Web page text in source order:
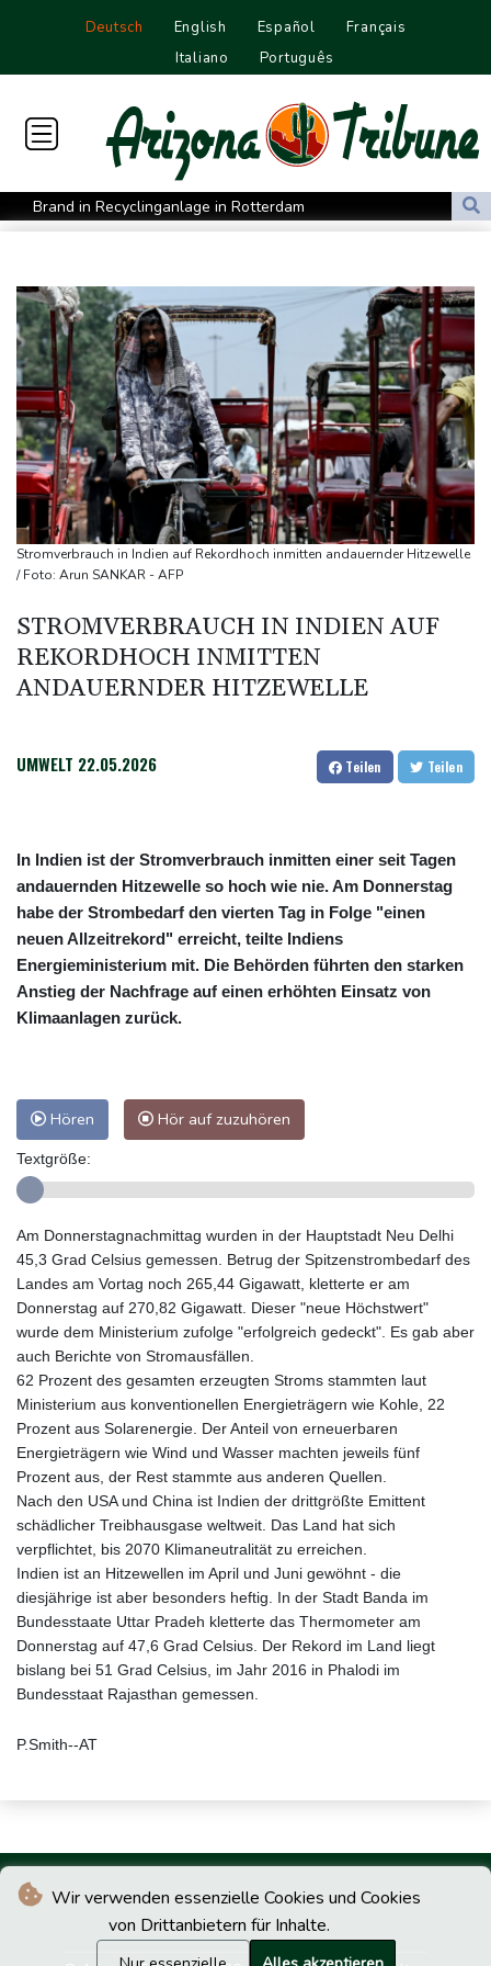
Wir verwenden essenzielle Cookies und Cookies
von Drittanbietern für Inhalte.
Deutsch English Español
Français
Italiano
Português
Brand in Recyclinganlage in Rotterdam
Verkehrsminister Bilger verteidigt Aussetzung von
Maextro S800: Chinas Luxusangriff auf Maybach und S-Klasse
Leverkusen verlängert mit Carro und Rolfes
Opel Grandland Electric AWD: Zugkraft für den Wohnwagen
Schwimm-EM: Freiwasserstaffel um Wellbrock gewinnt Gold
US-Senat bestätigt Trumps umstrittenen Justizminister Blanche
Vulkan Ätna auf Sizilien erneut ausgebrochen - Ankünfte am
Flughafen Catania gestrichen
Selenskyj: Mindestens vier Tote durch russische Angriffe in
Region Kiew
Mercedes GLA neu gegen alt: Der große Sprung ins
Stromverbrauch in Indien auf Rekordhoch inmitten andauernder Hitzewelle
/ Foto: Arun SANKAR - AFP
STROMVERBRAUCH IN INDIEN AUF
REKORDHOCH INMITTEN
ANDAUERNDER HITZEWELLE
UMWELT 22.05.2026 Teilen Teilen
In Indien ist der Stromverbrauch inmitten einer seit Tagen
andauernden Hitzewelle so hoch wie nie. Am Donnerstag
habe der Strombedarf den vierten Tag in Folge "einen
neuen Allzeitrekord" erreicht, teilte Indiens
Energieministerium mit. Die Behörden führten den starken
Anstieg der Nachfrage auf einen erhöhten Einsatz von
Klimaanlagen zurück.
Hören Hör auf zuzuhören
Textgröße:
Am Donnerstagnachmittag wurden in der Hauptstadt Neu Delhi
45,3 Grad Celsius gemessen. Betrug der Spitzenstrombedarf des
Landes am Vortag noch 265,44 Gigawatt, kletterte er am
Donnerstag auf 270,82 Gigawatt. Dieser "neue Höchstwert"
wurde dem Ministerium zufolge "erfolgreich gedeckt". Es gab aber
auch Berichte von Stromausfällen.
62 Prozent des gesamten erzeugten Stroms stammten laut
Ministerium aus konventionellen Energieträgern wie Kohle, 22
Prozent aus Solarenergie. Der Anteil von erneuerbaren
Energieträgern wie Wind und Wasser machten jeweils fünf
Prozent aus, der Rest stammte aus anderen Quellen.
Nach den USA und China ist Indien der drittgrößte Emittent
schädlicher Treibhausgase weltweit. Das Land hat sich
verpflichtet, bis 2070 Klimaneutralität zu erreichen.
Indien ist an Hitzewellen im April und Juni gewöhnt - die
diesjährige ist aber besonders heftig. In der Stadt Banda im
Bundesstaate Uttar Pradeh kletterte das Thermometer am
Donnerstag auf 47,6 Grad Celsius. Der Rekord im Land liegt
bislang bei 51 Grad Celsius, im Jahr 2016 in Phalodi im
Bundesstaat Rajasthan gemessen.
P.Smith--AT